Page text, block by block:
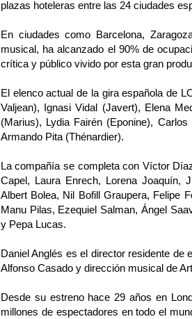
plazas hoteleras entre las 24 ciudades
En ciudades como Barcelona,
musical, ha alcanzado el 90% de
crítica y público vivido por esta gran
El elenco actual de la gira española de
Valjean), Ignasi Vidal (Javert), Elena
(Marius), Lydia Fairén (Eponine),
Armando Pita (Thénardier).
La compañía se completa con Víctor
Capel, Laura Enrech, Lorena Joaquín,
Albert Bolea, Nil Bofill Graupera, Felipe
Manu Pilas, Ezequiel Salman, Ángel
y Pepa Lucas.
Daniel Anglés es el director residente
Alfonso Casado y dirección musical de
Desde su estreno hace 29 años en
millones de espectadores en todo el